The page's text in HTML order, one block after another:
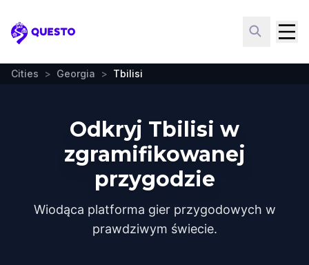
Questo
Cities > Georgia > Tbilisi
Odkryj Tbilisi w
zgramifikowanej
przygodzie
Wiodąca platforma gier przygodowych w
prawdziwym świecie.